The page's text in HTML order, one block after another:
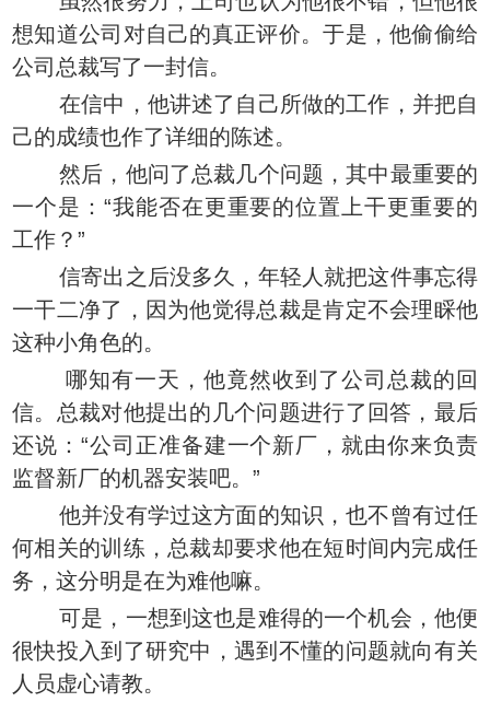
想知道公司对自己的真正评价。于是，他偷偷给
公司总裁写了一封信。
在信中，他讲述了自己所做的工作，并把自
己的成绩也作了详细的陈述。
然后，他问了总裁几个问题，其中最重要的
一个是：“我能否在更重要的位置上干更重要的
工作？”
信寄出之后没多久，年轻人就把这件事忘得
一干二净了，因为他觉得总裁是肯定不会理睬他
这种小角色的。
哪知有一天，他竟然收到了公司总裁的回
信。总裁对他提出的几个问题进行了回答，最后
还说：“公司正准备建一个新厂，就由你来负责
监督新厂的机器安装吧。”
他并没有学过这方面的知识，也不曾有过任
何相关的训练，总裁却要求他在短时间内完成任
务，这分明是在为难他嘛。
可是，一想到这也是难得的一个机会，他便
很快投入到了研究中，遇到不懂的问题就向有关
人员虚心请教。